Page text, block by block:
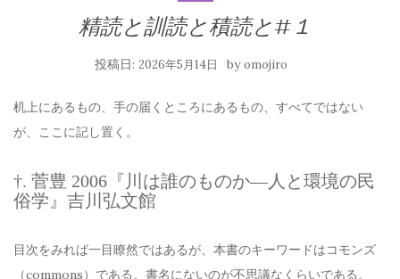
精読と訓読と積読と#１
投稿日: 2026年5月14日 byomojiro
机上にあるもの、手の届くところにあるもの、すべてではない
が、ここに記し置く。
†. 菅豊 2006『川は誰のものか—人と環境の民
俗学』吉川弘文館
目次をみれば一目瞭然ではあるが、本書のキーワードはコモンズ
（commons）である。書名にないのが不思議なくらいである。